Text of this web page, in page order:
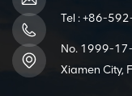
Tel :+86-
No. 1999-
Xiamen City,